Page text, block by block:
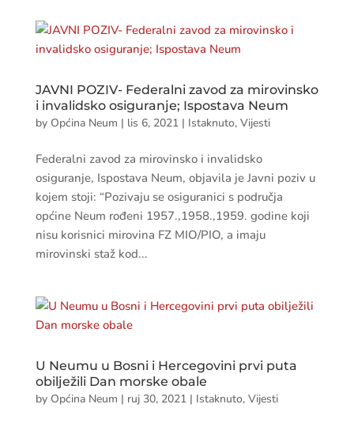
JAVNI POZIV- Federalni zavod za mirovinsko
i invalidsko osiguranje; Ispostava Neum
by Općina Neum | lis 6, 2021| Istaknuto, Vijesti
Federalni zavod za mirovinsko i invalidsko
osiguranje, Ispostava Neum, objavila je Javni poziv u
kojem stoji: “Pozivaju se osiguranici s područja
općine Neum rođeni 1957.,1958.,1959. godine koji
nisu korisnici mirovina FZ MIO/PIO, a imaju
mirovinski staž kod...
U Neumu u Bosni i Hercegovini prvi puta
obilježili Dan morske obale
by Općina Neum | ruj 30, 2021| Istaknuto, Vijesti